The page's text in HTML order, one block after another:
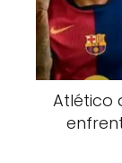
Atlético